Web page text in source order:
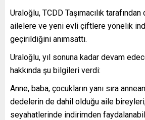
Uraloğlu, TCDD Taşımacılık
ailelere ve yeni evli çiftlere yönelik
geçirildiğini anımsattı.
Uraloğlu, yıl sonuna kadar devam
hakkında şu bilgileri verdi:
Anne, baba, çocukların yanı sıra
dedelerin de dahil olduğu aile
seyahatlerinde indirimden